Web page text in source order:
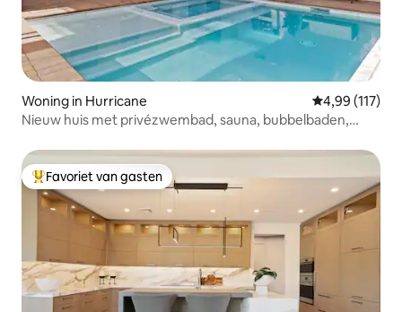
Woning in Hurricane Gemiddelde
4,99 (117)
Nieuw huis met privézwembad, sauna, bubbelbaden,
Topfavoriet van gasten
Favoriet van gasten